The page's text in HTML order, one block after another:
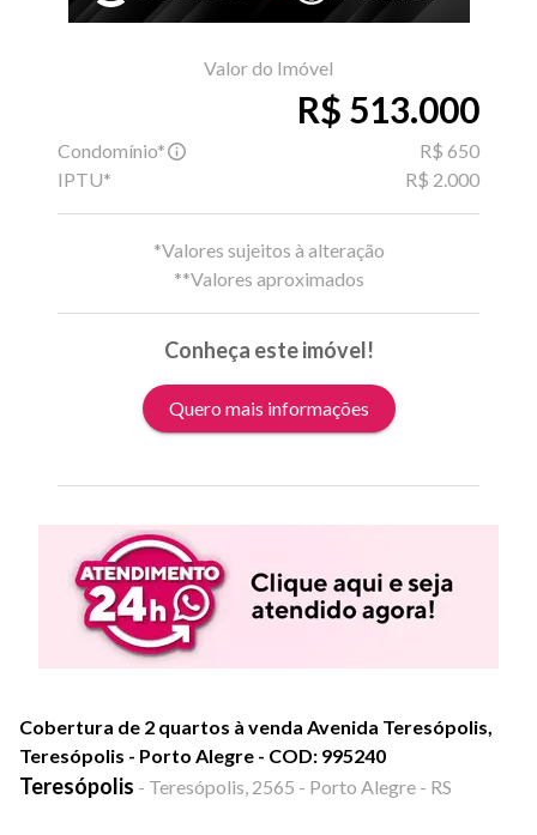
Valor do Imóvel
R$ 513.000
Condomínio*
R$ 650
IPTU*
R$ 2.000
*Valores sujeitos à alteração
**Valores aproximados
Conheça este imóvel!
Quero mais informações
Cobertura de 2 quartos à venda Avenida Teresópolis,
Teresópolis - Porto Alegre - COD: 995240
Teresópolis - Teresópolis, 2565 - Porto Alegre - RS